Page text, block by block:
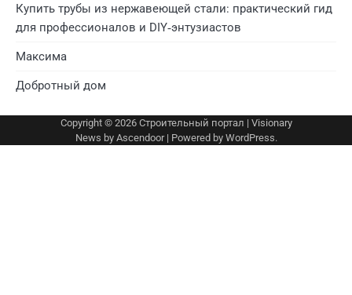
Купить трубы из нержавеющей стали: практический гид
для профессионалов и DIY‑энтузиастов
Максима
Добротный дом
Copyright © 2026 Строительный портал | Visionary
News by Ascendoor| Powered by WordPress.